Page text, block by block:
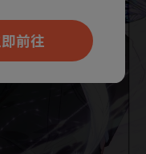
打开App新用
前往